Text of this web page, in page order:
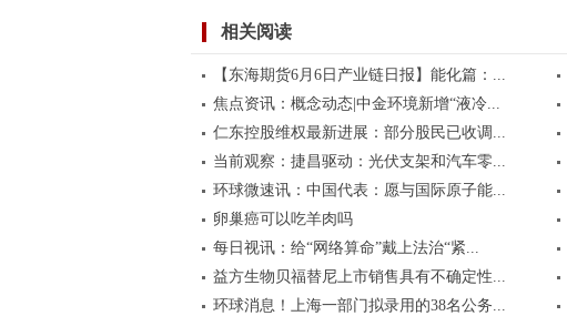
相关阅读
【东海期货6月6日产业链日报】能化篇：...
焦点资讯：概念动态|中金环境新增“液冷...
仁东控股维权最新进展：部分股民已收调...
当前观察：捷昌驱动：光伏支架和汽车零...
环球微速讯：中国代表：愿与国际原子能...
卵巢癌可以吃羊肉吗
每日视讯：给“网络算命”戴上法治“紧...
益方生物贝福替尼上市销售具有不确定性...
环球消息！上海一部门拟录用的38名公务...